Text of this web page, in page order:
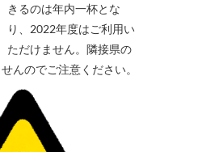
きるのは年内一杯とな
り、2022年度はご利用い
ただけません。隣接県の
んのでご注意ください。